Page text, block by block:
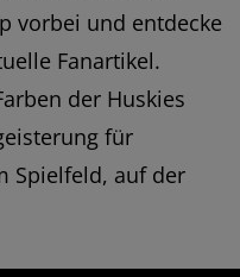
vorbei und entdecke
Fanartikel.
der Huskies
für
Spielfeld, auf der